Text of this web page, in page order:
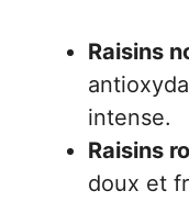
Raisins
intense.
Raisins
doux et